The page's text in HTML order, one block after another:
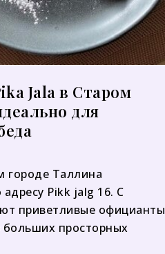
Jala в Старом
для
городе Таллина
Pikk jalg 16. С
приветливые официанты
больших просторных